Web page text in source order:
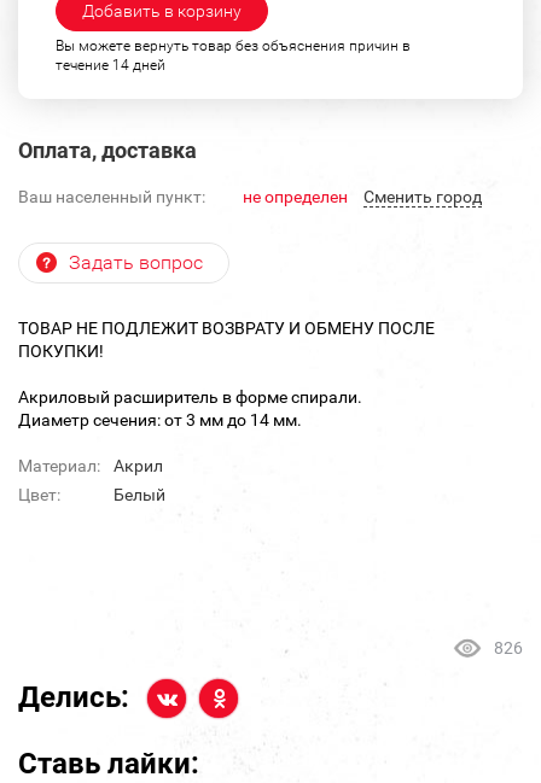
Добавить в корзину
Вы можете вернуть товар без объяснения причин в
течение 14 дней
Оплата, доставка
Ваш населенный пункт: не определен Cменить город
Задать вопрос
ТОВАР НЕ ПОДЛЕЖИТ ВОЗВРАТУ И ОБМЕНУ ПОСЛЕ
ПОКУПКИ!
Акриловый расширитель в форме спирали.
Диаметр сечения: от 3 мм до 14 мм.
Материал:
Акрил
Цвет:
Белый
826
Делись:
Ставь лайки: